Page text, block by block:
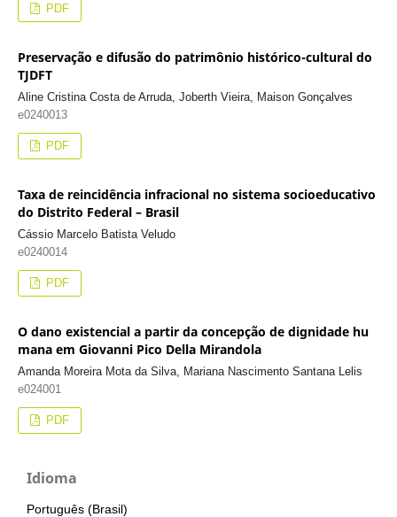
PDF
Preservação e difusão do patrimônio histórico-cultural do
TJDFT
Aline Cristina Costa de Arruda, Joberth Vieira, Maison Gonçalves
e0240013
PDF
Taxa de reincidência infracional no sistema socioeducativo
do Distrito Federal – Brasil
Cássio Marcelo Batista Veludo
e0240014
PDF
O dano existencial a partir da concepção de dignidade hu
mana em Giovanni Pico Della Mirandola
Amanda Moreira Mota da Silva, Mariana Nascimento Santana Lelis
e024001
PDF
Idioma
Português (Brasil)